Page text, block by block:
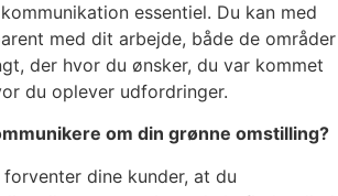
essentiel. Du kan med
med dit arbejde, både de områder
der hvor du ønsker, du var kommet
du oplever udfordringer.
om din grønne omstilling?
dine kunder, at du